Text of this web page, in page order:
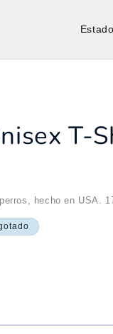
P
a
/
e
T-
hecho en USA.